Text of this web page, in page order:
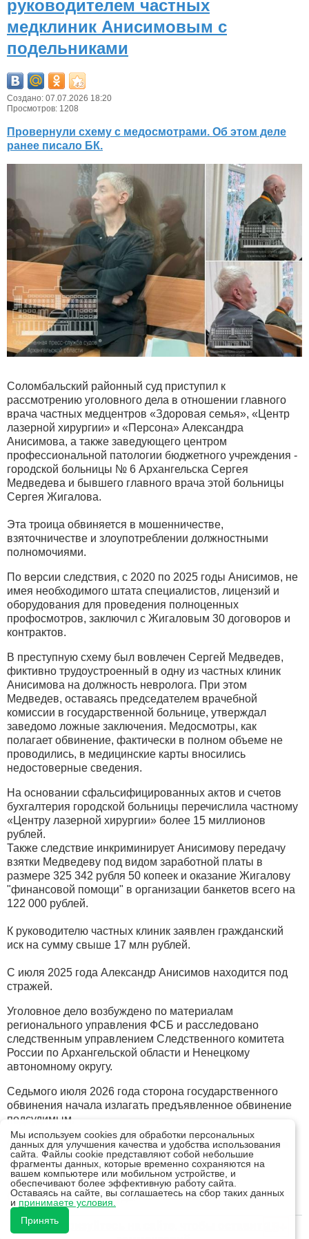
руководителем частных
медклиник Анисимовым с
подельниками
Создано: 07.07.2026 18:20
Просмотров: 1208
Провернули схему с медосмотрами. Об этом деле
ранее писало БК.
Соломбальский районный суд приступил к
рассмотрению уголовного дела в отношении главного
врача частных медцентров «Здоровая семья», «Центр
лазерной хирургии» и «Персона» Александра
Анисимова, а также заведующего центром
профессиональной патологии бюджетного учреждения -
городской больницы № 6 Архангельска Сергея
Медведева и бывшего главного врача этой больницы
Сергея Жигалова.
Эта троица обвиняется в мошенничестве,
взяточничестве и злоупотреблении должностными
полномочиями.
По версии следствия, с 2020 по 2025 годы Анисимов, не
имея необходимого штата специалистов, лицензий и
оборудования для проведения полноценных
профосмотров, заключил с Жигаловым 30 договоров и
контрактов.
В преступную схему был вовлечен Сергей Медведев,
фиктивно трудоустроенный в одну из частных клиник
Анисимова на должность невролога. При этом
Медведев, оставаясь председателем врачебной
комиссии в государственной больнице, утверждал
заведомо ложные заключения. Медосмотры, как
полагает обвинение, фактически в полном объеме не
проводились, в медицинские карты вносились
недостоверные сведения.
На основании сфальсифицированных актов и счетов
бухгалтерия городской больницы перечислила частному
«Центру лазерной хирургии» более 15 миллионов
рублей.
Также следствие инкриминирует Анисимову передачу
взятки Медведеву под видом заработной платы в
размере 325 342 рубля 50 копеек и оказание Жигалову
"финансовой помощи" в организации банкетов всего на
122 000 рублей.
К руководителю частных клиник заявлен гражданский
иск на сумму свыше 17 млн рублей.
С июля 2025 года Александр Анисимов находится под
стражей.
Уголовное дело возбуждено по материалам
регионального управления ФСБ и расследовано
следственным управлением Следственного комитета
России по Архангельской области и Ненецкому
автономному округу.
Седьмого июля 2026 года сторона государственного
обвинения начала излагать предъявленное обвинение
подсудимым.
Следующее судебное заседание по делу назначено на
17 июля, сообщает пресс-служба суда.
Фото пресс-службы суда.
Авторизуйтесь на сайте, чтобы оставить
Мы используем cookies для обработки персональных
данных для улучшения качества и удобства использования
сайта. Файлы cookie представляют собой небольшие
фрагменты данных, которые временно сохраняются на
вашем компьютере или мобильном устройстве, и
обеспечивают более эффективную работу сайта.
Оставаясь на сайте, вы соглашаетесь на сбор таких данных
и принимаете условия.
Принять